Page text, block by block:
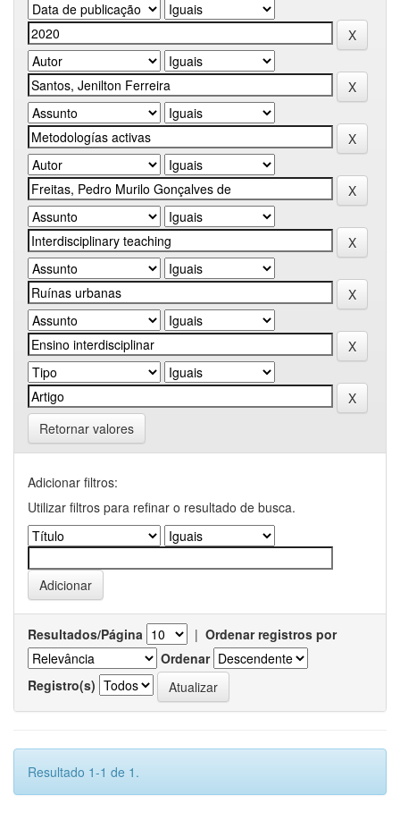
Retornar valores
Adicionar filtros:
Utilizar filtros para refinar o resultado de busca.
Resultados/Página | Ordenar registros por
Ordenar
Registro(s)
Resultado 1-1 de 1.